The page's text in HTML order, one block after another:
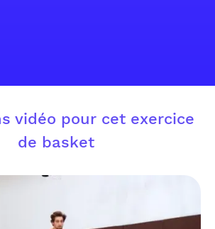
vidéo pour cet exercice
de basket